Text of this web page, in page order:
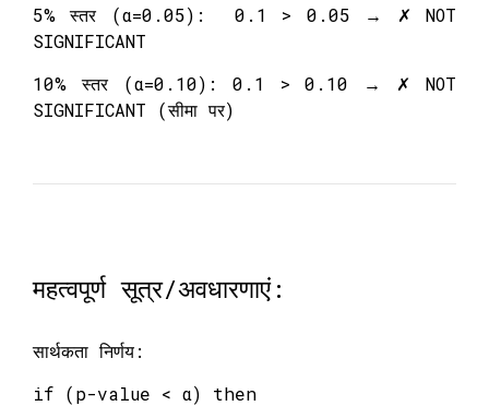
5% स्तर (α=0.05): 0.1 > 0.05 → ✗ NOT
SIGNIFICANT
10% स्तर (α=0.10): 0.1 > 0.10 → ✗ NOT
SIGNIFICANT (सीमा पर)
महत्वपूर्ण सूत्र/अवधारणाएं:
सार्थकता निर्णय:
if (p-value < α) then